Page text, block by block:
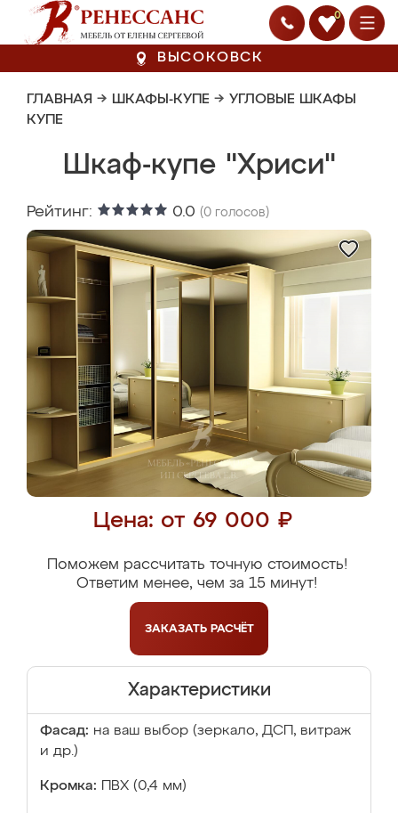
0
ВЫСОКОВСК
ГЛАВНАЯ → ШКАФЫ-КУПЕ → УГЛОВЫЕ ШКАФЫ
КУПЕ
Шкаф-купе "Хриси"
Рейтинг: 0.0 (0 голосов)
Цена: от 69 000 ₽
Поможем рассчитать точную стоимость!
Ответим менее, чем за 15 минут!
ЗАКАЗАТЬ РАСЧЁТ
Характеристики
Фасад: на ваш выбор (зеркало, ДСП, витраж
и др.)
Кромка: ПВХ (0,4 мм)